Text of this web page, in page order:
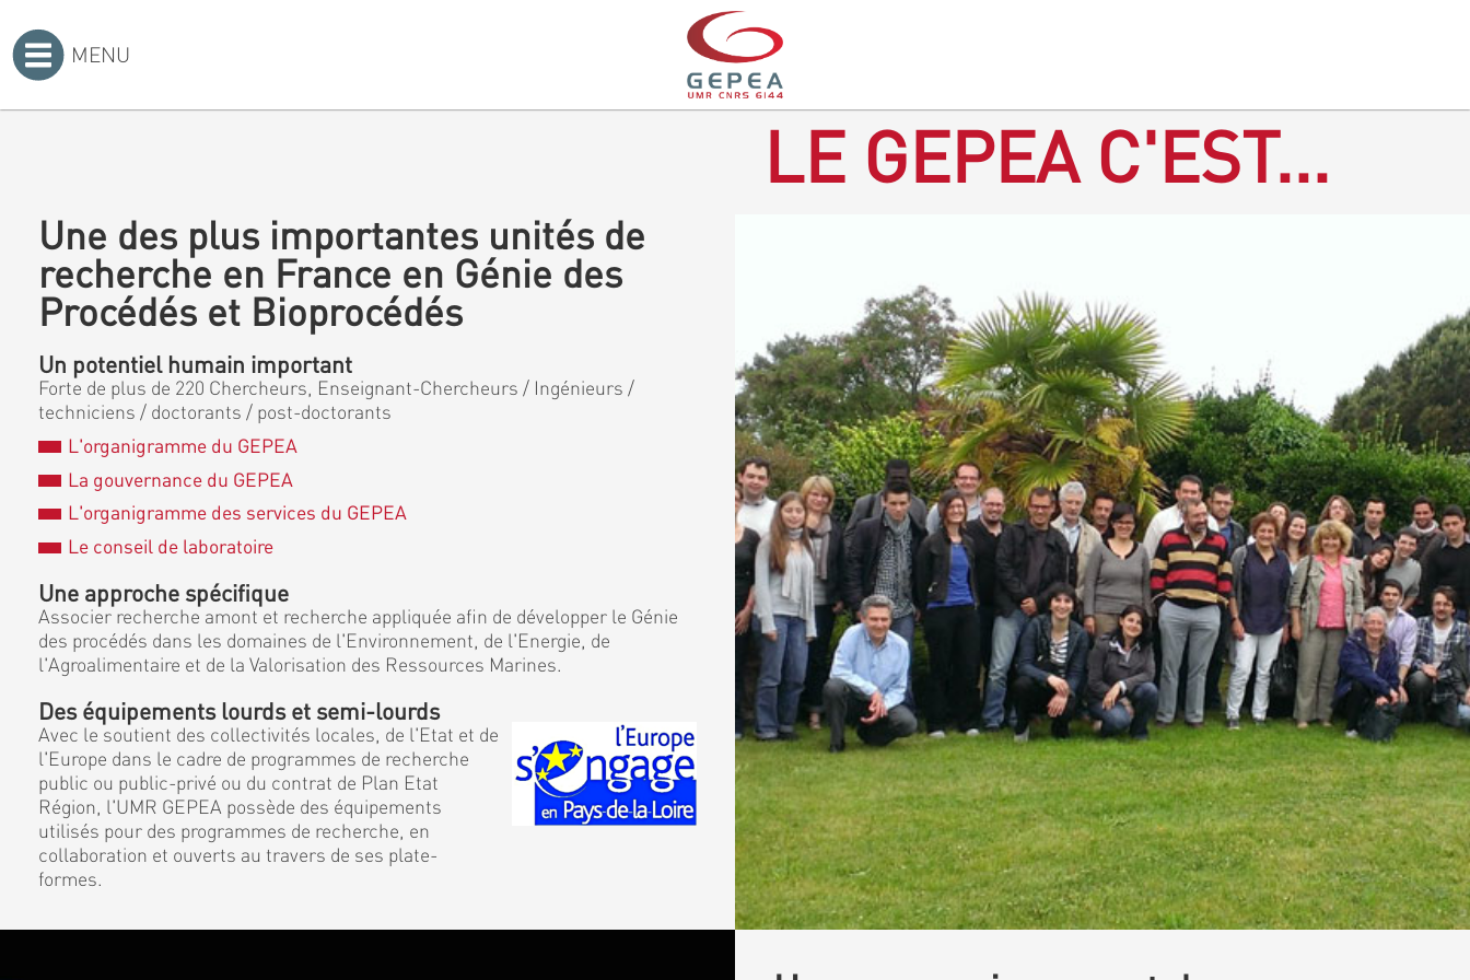
MENU
LE GEPEA C'EST...
Une des plus importantes unités de
recherche en France en Génie des
Procédés et Bioprocédés
Un potentiel humain important
Forte de plus de 220 Chercheurs, Enseignant-Chercheurs / Ingénieurs /
techniciens / doctorants / post-doctorants
L'organigramme du GEPEA
La gouvernance du GEPEA
L'organigramme des services du GEPEA
Le conseil de laboratoire
Une approche spécifique
Associer recherche amont et recherche appliquée afin de développer le Génie
des procédés dans les domaines de l'Environnement, de l'Energie, de
l'Agroalimentaire et de la Valorisation des Ressources Marines.
Des équipements lourds et semi-lourds
Avec le soutient des collectivités locales, de l'Etat et de
l'Europe dans le cadre de programmes de recherche
public ou public-privé ou du contrat de Plan Etat
Région, l'UMR GEPEA possède des équipements
utilisés pour des programmes de recherche, en
collaboration et ouverts au travers de ses plate-
formes.